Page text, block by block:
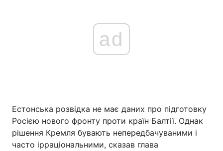
Україна Політика
Економіка Світ
ad
Естонська розвідка не має даних про підготовку
Росією нового фронту проти країн Балтії. Однак
рішення Кремля бувають непередбачуваними і
часто ірраціональними, сказав глава